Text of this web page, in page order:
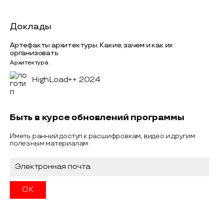
Доклады
Артефакты архитектуры. Какие, зачем и как их
организовать
Архитектура
HighLoad++ 2024
Быть в курсе обновлений программы
Иметь ранний доступ к расшифровкам, видео и другим
полезным материалам.